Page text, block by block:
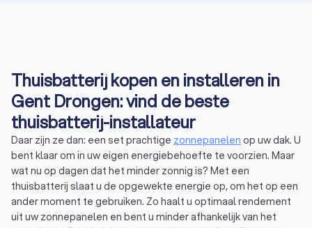
Thuisbatterij kopen en installeren in
Gent Drongen: vind de beste
thuisbatterij-installateur
Daar zijn ze dan: een set prachtige zonnepanelen op uw dak. U
bent klaar om in uw eigen energiebehoefte te voorzien. Maar
wat nu op dagen dat het minder zonnig is? Met een
thuisbatterij slaat u de opgewekte energie op, om het op een
ander moment te gebruiken. Zo haalt u optimaal rendement
uit uw zonnepanelen en bent u minder afhankelijk van het